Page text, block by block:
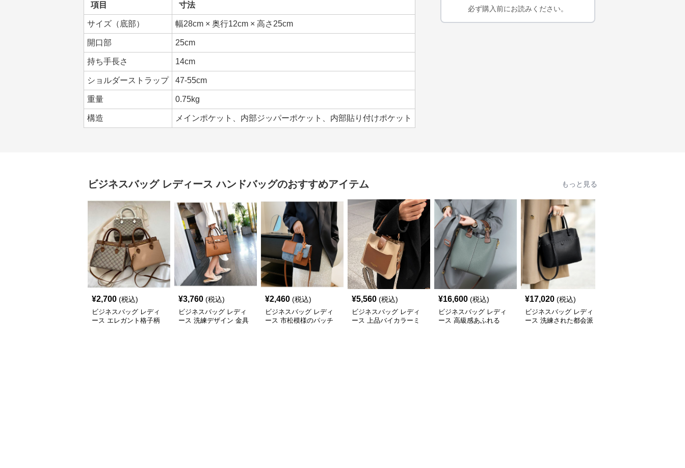
項目 寸法
サイズ（底部） 幅28cm × 奥行12cm × 高さ25cm
開口部 25cm
持ち手長さ 14cm
ショルダーストラップ 47-55cm
重量 0.75kg
構造 メインポケット、内部ジッパーポケット、内部貼り付けポケット
必ず購入前にお読みください。
ビジネスバッグ レディース ハンドバッグのおすすめアイテム もっと見る
¥2,700 (税込)
ビジネスバッグ レディ
ース エレガント格子柄
¥3,760 (税込)
ビジネスバッグ レディ
ース 洗練デザイン 金具
¥2,460 (税込)
ビジネスバッグ レディ
ース 市松模様のパッチ
¥5,560 (税込)
ビジネスバッグ レディ
ース 上品バイカラーミ
¥16,600 (税込)
ビジネスバッグ レディ
ース 高級感あふれる
¥17,020 (税込)
ビジネスバッグ レディ
ース 洗練された都会派